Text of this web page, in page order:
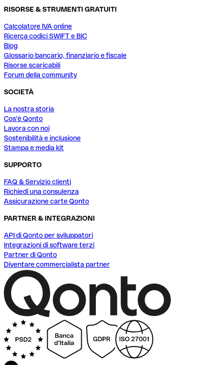
RISORSE & STRUMENTI GRATUITI
Calcolatore IVA online
Ricerca codici SWIFT e BIC
Blog
Glossario bancario, finanziario e fiscale
Risorse scaricabili
Forum della community
SOCIETÀ
La nostra storia
Cos'è Qonto
Lavora con noi
Sostenibilità e inclusione
Stampa e media kit
SUPPORTO
FAQ & Servizio clienti
Richiedi una consulenza
Assicurazione carte Qonto
PARTNER & INTEGRAZIONI
API di Qonto per sviluppatori
Integrazioni di software terzi
Partner di Qonto
Diventare commercialista partner